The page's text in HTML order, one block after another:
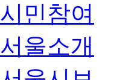
시민참여
서울소개